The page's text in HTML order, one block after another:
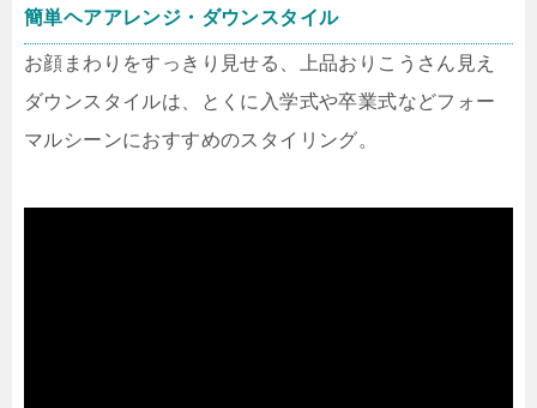
簡単ヘアアレンジ・ダウンスタイル
お顔まわりをすっきり見せる、上品おりこうさん見え
ダウンスタイルは、とくに入学式や卒業式などフォー
マルシーンにおすすめのスタイリング。